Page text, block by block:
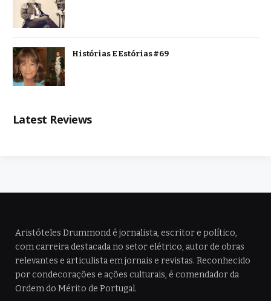
Histórias E Estórias #69
Latest Reviews
Aristóteles Drummond é jornalista, escritor e político,
com carreira destacada no setor elétrico, autor de obras
relevantes e articulista em jornais e revistas. Reconhecido
por condecorações e ações culturais, é comendador da
Ordem do Mérito de Portugal.